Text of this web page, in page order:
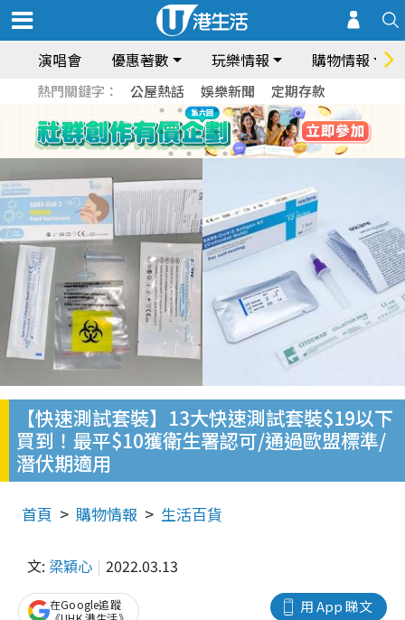
演唱會 優惠著數 玩樂情報 購物情報
熱門關鍵字： 公屋熱話 娛樂新聞 定期存款
【快速測試套裝】13大快速測試套裝$19以下
買到！最平$10獲衛生署認可/通過歐盟標準/
潛伏期適用
首頁 購物情報 生活百貨
文: 梁穎心 2022.03.13
用 App 睇文
在Google追蹤